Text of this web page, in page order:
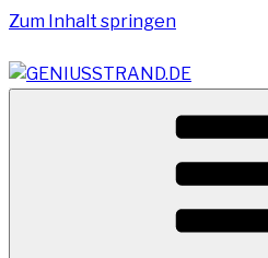
Zum Inhalt springen
Vom Geniusstrand zum
Terminal Wilhelmshaven